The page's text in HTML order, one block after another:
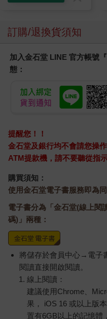
訂購/退換貨須知
加入金石堂 LINE 官方帳號
態：
提醒您！！
金石堂及銀行均不會請您操
ATM提款機，請不要聽從指
購買須知：
使用金石堂電子書服務即為
電子書分為「金石堂(線上閱
碼)」兩種：
將儲存於會員中心→電子
閱讀直接開啟閱讀。
線上閱讀：
建議使用Chrome、
果， iOS 16 或以上版
置有6GB以上的記憶體